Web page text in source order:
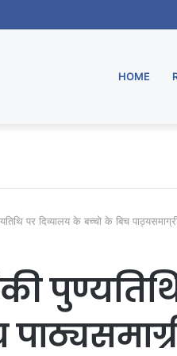
HOME
पर दिव्यालय के बच्चो के बिच